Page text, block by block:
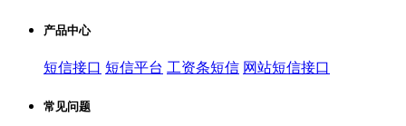
产品中心
短信接口 短信平台 工资条短信 网站短信接口
常见问题